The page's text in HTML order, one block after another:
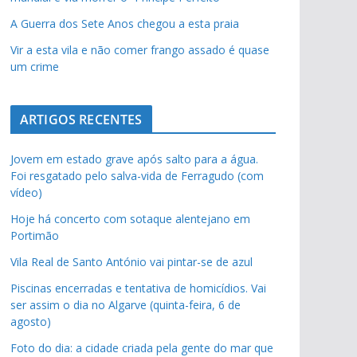
A Guerra dos Sete Anos chegou a esta praia
Vir a esta vila e não comer frango assado é quase
um crime
ARTIGOS RECENTES
Jovem em estado grave após salto para a água.
Foi resgatado pelo salva-vida de Ferragudo (com
vídeo)
Hoje há concerto com sotaque alentejano em
Portimão
Vila Real de Santo António vai pintar-se de azul
Piscinas encerradas e tentativa de homicídios. Vai
ser assim o dia no Algarve (quinta-feira, 6 de
agosto)
Foto do dia: a cidade criada pela gente do mar que